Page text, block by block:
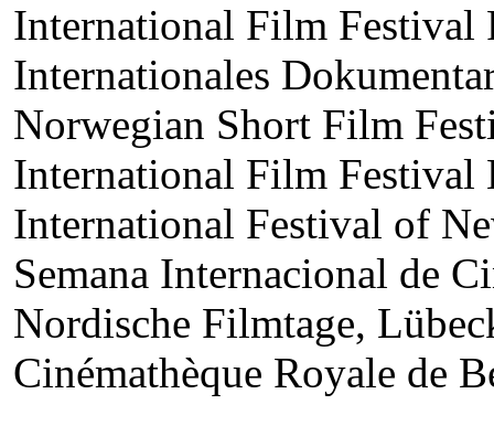
International Film Festival
Internationales
Norwegian Short Film
International Film Festival
International Festival of
Semana Internacional de
Nordische Filmtage,
Cinémathèque Royale de